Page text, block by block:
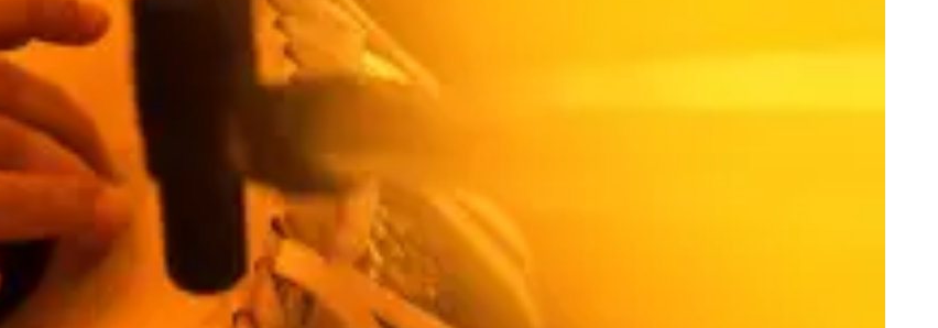
São Paulo
exposiciones
recorridos por la ciudad
conciertos
restaurantes
cine